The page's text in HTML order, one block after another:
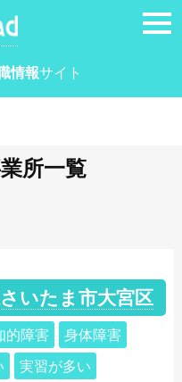
情報サイト
所一覧
いたま市大宮区
的障害
身体障害
実習が多い